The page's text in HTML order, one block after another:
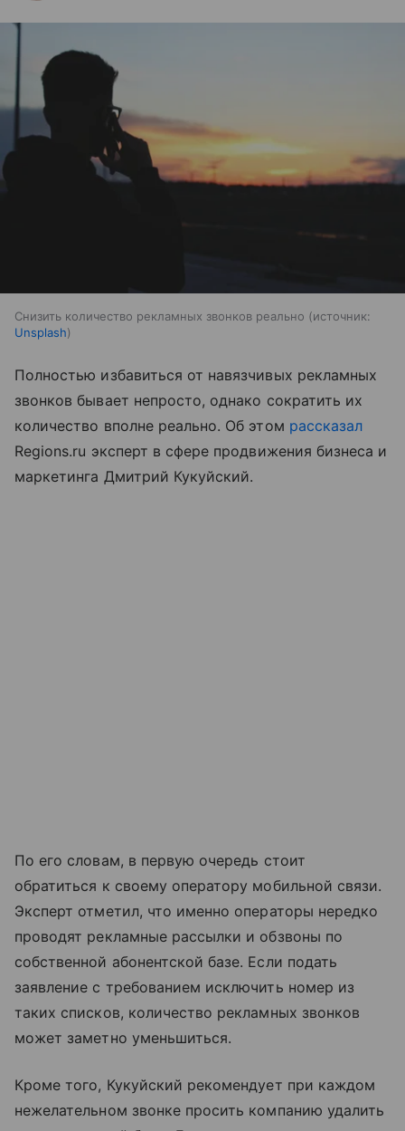
Снизить количество рекламных звонков реально
источник:
Unsplash
Полностью избавиться от навязчивых рекламных
звонков бывает непросто, однако сократить их
количество вполне реально. Об этом рассказал
Regions.ru эксперт в сфере продвижения бизнеса и
маркетинга Дмитрий Кукуйский.
По его словам, в первую очередь стоит
обратиться к своему оператору мобильной связи.
Эксперт отметил, что именно операторы нередко
проводят рекламные рассылки и обзвоны по
собственной абонентской базе. Если подать
заявление с требованием исключить номер из
таких списков, количество рекламных звонков
может заметно уменьшиться.
Кроме того, Кукуйский рекомендует при каждом
нежелательном звонке просить компанию удалить